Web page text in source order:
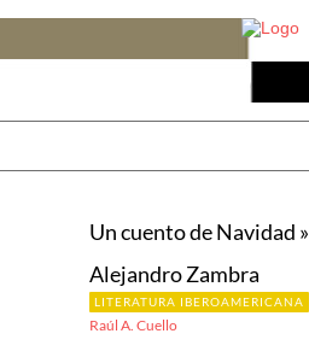
Un cuento de Navidad »
Alejandro Zambra
LITERATURA IBEROAMERICANA
Raúl A. Cuello